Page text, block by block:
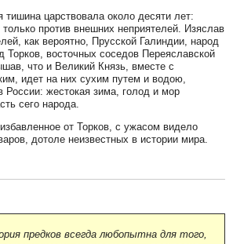
тишина царствовала около десяти лет:
против внешних неприятелей. Изяслав
как вероятно, Прусской Галиндии, народ
восточных соседов Переяславской
что и Великий Князь, вместе с
идет на них сухим путем и водою,
России: жестокая зима, голод и мор
сего народа.
от Торков, с ужасом видело
дотоле неизвестных в истории мира.
предков всегда любопытна для того,